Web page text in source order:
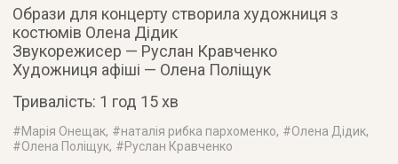
Образи для концерту створила художниця з
костюмів Олена Дідик
Звукорежисер — Руслан Кравченко
Художниця афіші — Олена Поліщук
Тривалість: 1 год 15 хв
#Марія Онещак, #наталія рибка пархоменко, #Олена Дідик,
#Олена Поліщук, #Руслан Кравченко